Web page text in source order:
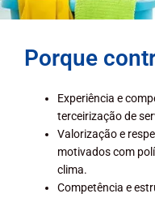
Porque
Experiência e
terceirização de
Valorização e
motivados com
clima.
Competência e